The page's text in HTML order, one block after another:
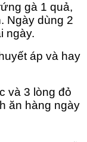
gà 1 quả,
Ngày dùng 2
ngày.
áp và hay
và 3 lòng đỏ
ăn hàng ngày